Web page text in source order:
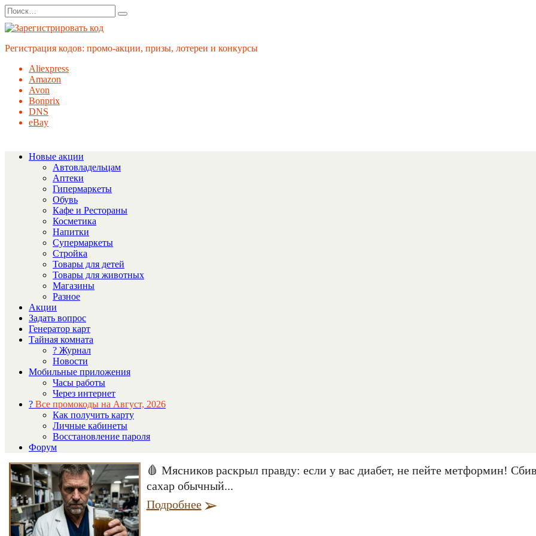
Перейти
к
содержанию
Search
for:
Регистрация кодов: промо-акции, призы, лотереи и конкурсы
Aliexpress
Amazon
Avon
Bonprix
DNS
eBay
Новые акции
Автовладельцам
Аптеки
Гипермаркеты
Обувь
Кафе и Рестораны
Косметика
Напитки
Супермаркеты
Стройка
Товары для детей
Товары для животных
Магазины
Разное
Акции
Задать вопрос
Генератор карт
Тайная комната
? Журнал
Новости
Мобильные приложения
Часы работы
Через интернет
? Все промокоды на Август, 2026
Как получить карту
Личные кабинеты
Восстановление пароля
Форум
🩸 Мясников раскрыл правду: если у вас диабет, не пейте метформин!
сахар обычный...
Подробнее